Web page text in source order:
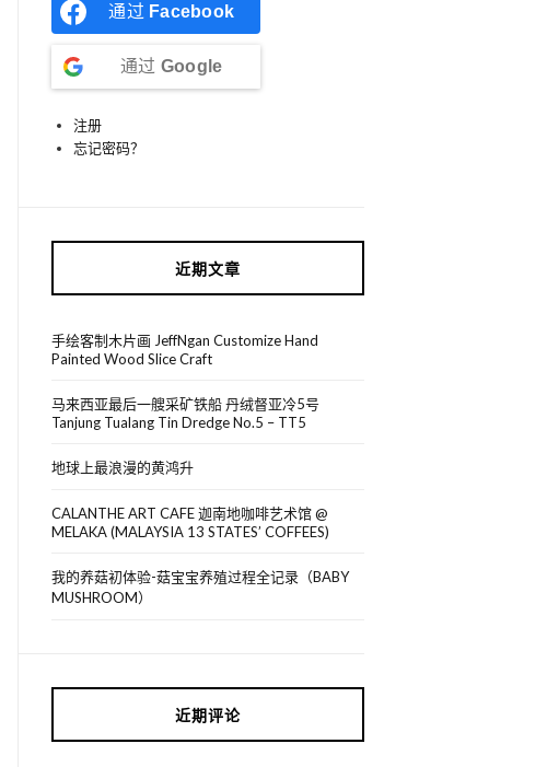
通过 Facebook
通过 Google
注册
忘记密码？
近期文章
手绘客制木片画 JeffNgan Customize Hand
Painted Wood Slice Craft
马来西亚最后一艘采矿铁船 丹绒督亚冷5号
Tanjung Tualang Tin Dredge No.5 – TT5
地球上最浪漫的黄鸿升
CALANTHE ART CAFE 迦南地咖啡艺术馆 @
MELAKA (MALAYSIA 13 STATES’ COFFEES)
我的养菇初体验-菇宝宝养殖过程全记录（BABY
MUSHROOM）
近期评论